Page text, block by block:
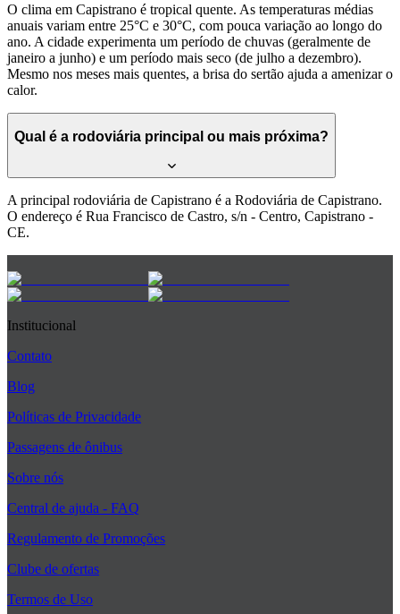
O clima em Capistrano é tropical quente. As temperaturas médias
anuais variam entre 25°C e 30°C, com pouca variação ao longo do
ano. A cidade experimenta um período de chuvas (geralmente de
janeiro a junho) e um período mais seco (de julho a dezembro).
Mesmo nos meses mais quentes, a brisa do sertão ajuda a amenizar o
calor.
Qual é a rodoviária principal ou mais próxima?
A principal rodoviária de Capistrano é a Rodoviária de Capistrano.
O endereço é Rua Francisco de Castro, s/n - Centro, Capistrano -
CE.
Institucional
Contato
Blog
Políticas de Privacidade
Passagens de ônibus
Sobre nós
Central de ajuda - FAQ
Regulamento de Promoções
Clube de ofertas
Termos de Uso